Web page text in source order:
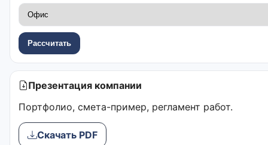
Рассчитать
Презентация компании
Портфолио, смета-пример, регламент работ.
Скачать PDF